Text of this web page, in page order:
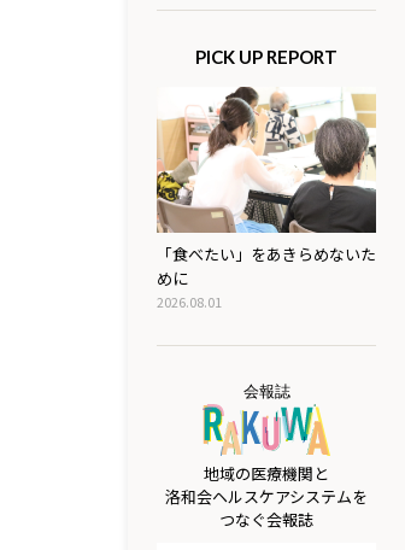
PICK UP REPORT
「食べたい」をあきらめないた
めに
2026.08.01
会報誌
地域の医療機関と
洛和会ヘルスケアシステムを
つなぐ会報誌